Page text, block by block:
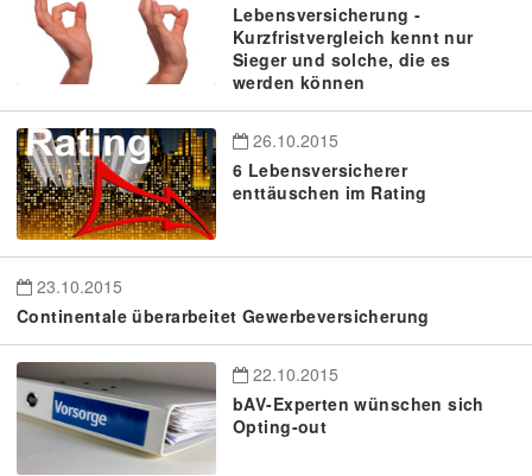
Lebensversicherung -
Kurzfristvergleich kennt nur
Sieger und solche, die es
werden können
26.10.2015
6 Lebensversicherer
enttäuschen im Rating
23.10.2015
Continentale überarbeitet Gewerbeversicherung
22.10.2015
bAV-Experten wünschen sich
Opting-out